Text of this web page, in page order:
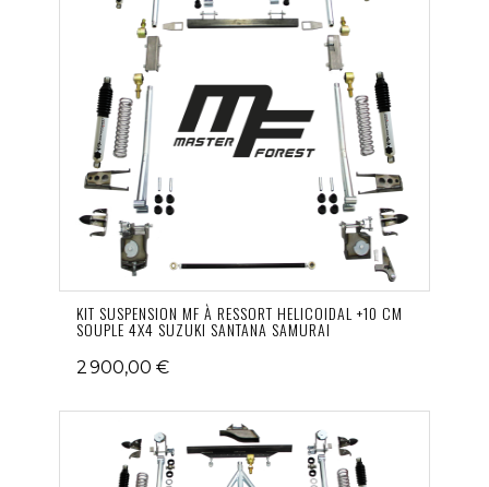
KIT SUSPENSION MF À RESSORT HELICOIDAL +10 CM
SOUPLE 4X4 SUZUKI SANTANA SAMURAI
2 900,00 €